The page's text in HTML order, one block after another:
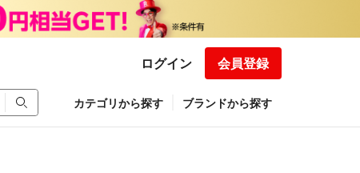
ログイン 会員登録
カテゴリから探す ブランドから探す